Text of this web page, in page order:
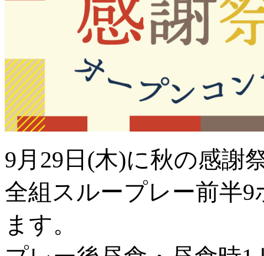
9月29日(木)に秋の感謝
全組スループレー前半
ます。